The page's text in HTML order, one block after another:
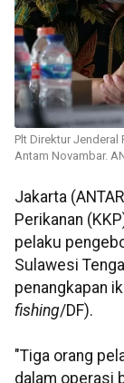
Plt Direktur Jenderal
Antam Novambar.
Jakarta
Perikanan
pelaku
Sulawesi
penangkapan
fishing/DF).
"Tiga orang
dalam operasi